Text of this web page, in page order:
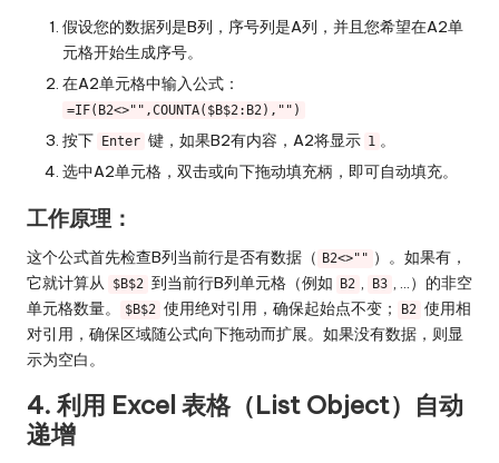
假设您的数据列是B列，序号列是A列，并且您希望在A2单
元格开始生成序号。
在A2单元格中输入公式：
=IF(B2<>"",COUNTA($B$2:B2),"")
按下 Enter 键，如果B2有内容，A2将显示 1 。
选中A2单元格，双击或向下拖动填充柄，即可自动填充。
工作原理：
这个公式首先检查B列当前行是否有数据（ B2<>"" ）。如果有，
它就计算从
$B$2 到当前行B列单元格（例如 B2 , B3 , …）的非空
单元格数量。
$B$2 使用绝对引用，确保起始点不变； B2 使用相
对引用，确保区域随公式向下拖动而扩展。如果没有数据，则显
示为空白。
4. 利用 Excel 表格（List Object）自动
递增